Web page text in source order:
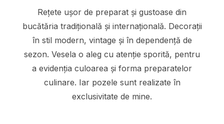
Rețete ușor de preparat și gustoase din
bucătăria tradițională și internațională. Decorații
în stil modern, vintage și în dependență de
sezon. Vesela o aleg cu atenție sporită, pentru
a evidenția culoarea și forma preparatelor
culinare. Iar pozele sunt realizate în
exclusivitate de mine.